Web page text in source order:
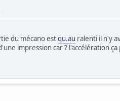
du mécano estqu.au ralenti il n'y
impression car ? l'accélération